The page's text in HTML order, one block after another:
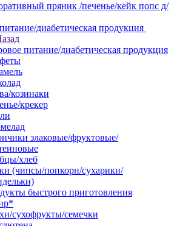
пряник /печенье/кейк попс д/
диабетическая продукция
питание/диабетическая продукция
козинаки
крекер
злаковые/фруктовые/
хлеб
(чипсы/попкорн/сухарики/
быстрого приготовления
сухофрукты/семечки